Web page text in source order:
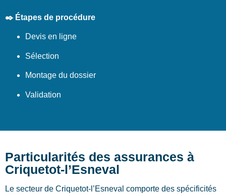
✒️ Étapes de procédure
Devis en ligne
Sélection
Montage du dossier
Validation
Particularités des assurances à
Criquetot-l’Esneval
Le secteur de Criquetot-l’Esneval comporte des spécificités